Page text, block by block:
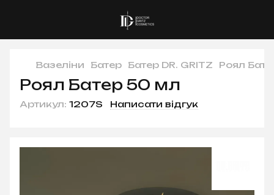
Вазеліни Батер Батер DR. GRITZ Роял
Роял Батер 50 мл
Артикул: 1207S Написати відгук